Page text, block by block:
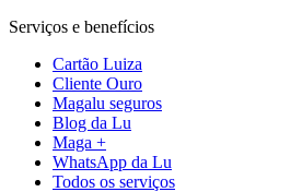
Serviços e benefícios
Cartão Luiza
Cliente Ouro
Magalu seguros
Blog da Lu
Maga +
WhatsApp da Lu
Todos os serviços